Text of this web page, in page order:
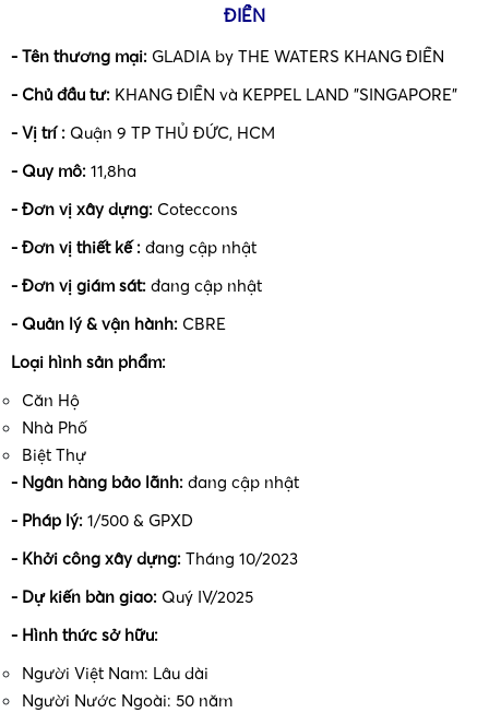
ĐIỀN
- Tên thương mại: GLADIA by THE WATERS KHANG ĐIỀN
- Chủ đầu tư: KHANG ĐIỀN và KEPPEL LAND "SINGAPORE"
- Vị trí : Quận 9 TP THỦ ĐỨC, HCM
- Quy mô: 11,8ha
- Đơn vị xây dựng: Coteccons
- Đơn vị thiết kế : đang cập nhật
- Đơn vị giám sát: đang cập nhật
- Quản lý & vận hành: CBRE
Loại hình sản phẩm:
Căn Hộ
Nhà Phố
Biệt Thự
- Ngân hàng bảo lãnh: đang cập nhật
- Pháp lý: 1/500 & GPXD
- Khởi công xây dựng: Tháng 10/2023
- Dự kiến bàn giao: Quý IV/2025
- Hình thức sở hữu:
Người Việt Nam: Lâu dài
Người Nước Ngoài: 50 năm